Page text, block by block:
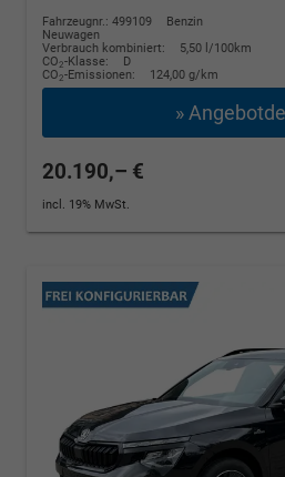
Fahrzeugnr.: 499109
Benzin
Neuwagen
Verbrauch kombiniert:
5,50 l/100km
CO2-Klasse:
D
CO2-Emissionen: 124,00 g/km
»
20.190,– €
incl. 19% MwSt.